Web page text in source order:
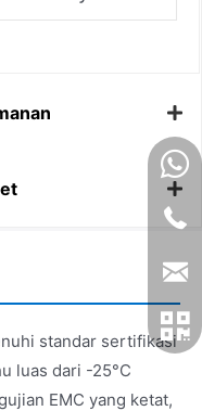
standar sertifikasi
luas dari -25°C
EMC yang ketat,